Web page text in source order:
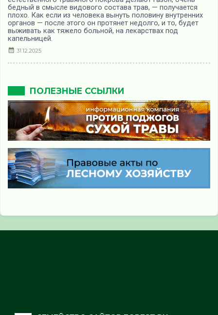
бедный в смысле видового состава трав, — получается
плохо. Как если из человека вынуть половину внутренних
органов — после этого он протянет недолго, и то, будет
выживать как тяжело больной, на лекарствах под
капельницей.
31.12.2025
ПОЛЕЗНЫЕ ССЫЛКИ